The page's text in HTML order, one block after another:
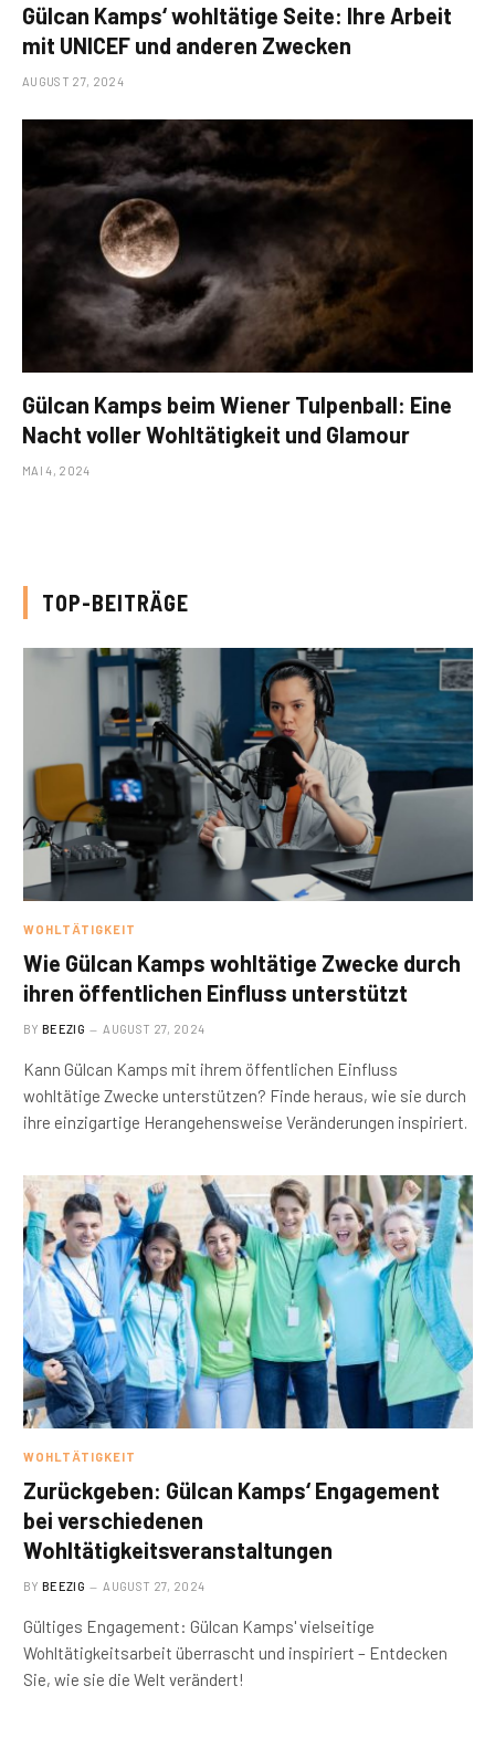
Gülcan Kamps‘ wohltätige Seite: Ihre Arbeit
mit UNICEF und anderen Zwecken
AUGUST 27, 2024
Gülcan Kamps beim Wiener Tulpenball: Eine
Nacht voller Wohltätigkeit und Glamour
MAI 4, 2024
TOP-BEITRÄGE
WOHLTÄTIGKEIT
Wie Gülcan Kamps wohltätige Zwecke durch
ihren öffentlichen Einfluss unterstützt
BY BEEZIG AUGUST 27, 2024
Kann Gülcan Kamps mit ihrem öffentlichen Einfluss
wohltätige Zwecke unterstützen? Finde heraus, wie sie durch
ihre einzigartige Herangehensweise Veränderungen inspiriert.
WOHLTÄTIGKEIT
Zurückgeben: Gülcan Kamps‘ Engagement
bei verschiedenen
Wohltätigkeitsveranstaltungen
BY BEEZIG AUGUST 27, 2024
Gültiges Engagement: Gülcan Kamps' vielseitige
Wohltätigkeitsarbeit überrascht und inspiriert – Entdecken
Sie, wie sie die Welt verändert!